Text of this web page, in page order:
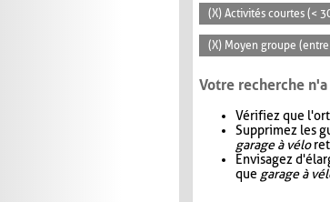
(X) Activités courtes (<
(X) Moyen groupe
Votre recherche
Vérifiez que
Supprimez les
garage à vélo
Envisagez
que garage à